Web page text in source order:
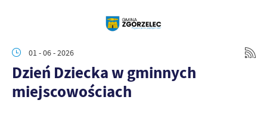
01 - 06 - 2026
Dzień Dziecka w gminnych
miejscowościach